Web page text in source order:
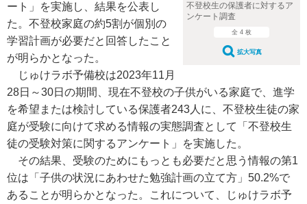
不登校生の保護者に対するア
ンケート調査
全 4 枚
拡大写真
ート」を実施し、結果を公表し
た。不登校家庭の約5割が個別の
学習計画が必要だと回答したこと
が明らかとなった。
じゅけラボ予備校は2023年11月
28日～30日の期間、現在不登校の子供がいる家庭で、進学
を希望または検討している保護者243人に、不登校生徒の家
庭が受験に向けて求める情報の実態調査として「不登校生
徒の受験対策に関するアンケート」を実施した。
その結果、受験のためにもっとも必要だと思う情報の第1
位は「子供の状況にあわせた勉強計画の立て方」50.2%で
あることが明らかとなった。これについて、じゅけラボ予